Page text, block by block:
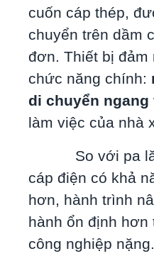
cuốn cáp thép,
chuyển trên dầm
đơn. Thiết bị đảm
chức năng chính:
di chuyển ngang
làm việc của nhà
So với pa
cáp điện có khả
hơn, hành trình
hành ổn định
công nghiệp